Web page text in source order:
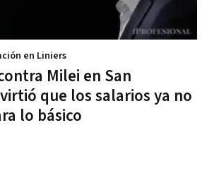
Milei en San
que los salarios ya no
lo básico
en Liniers